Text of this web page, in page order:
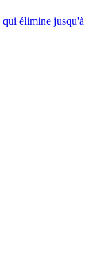
qui élimine jusqu'à